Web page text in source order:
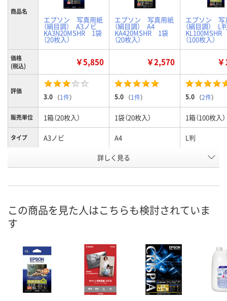
商品名
エプソン 写真用紙
（絹目調） A3ノビ
KA3N20MSHR 1袋
（20枚入）
エプソン 写真用紙
（絹目調） A4
KA420MSHR 1袋
（20枚入）
エプソン 写
（絹目調）
（100枚入）
価格
(税込)
￥5,850 ￥2,570
評価
3.0 （1件） 5.0 （1件） 5.0 （2件）
販売単位 1箱（20枚入） 1袋（20枚入） 1箱（100枚入）
タイプ A3ノビ A4 L判
219925
カゴへ カゴへ カ
詳しく見る
この商品を見た人はこちらも検討されていま
す